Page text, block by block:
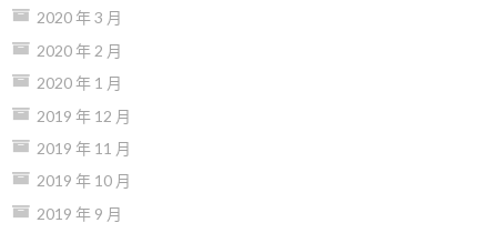
2020 年 3 月
2020 年 2 月
2020 年 1 月
2019 年 12 月
2019 年 11 月
2019 年 10 月
2019 年 9 月